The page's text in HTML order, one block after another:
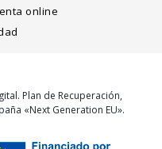
online
Plan de Recuperación,
«Next Generation EU».